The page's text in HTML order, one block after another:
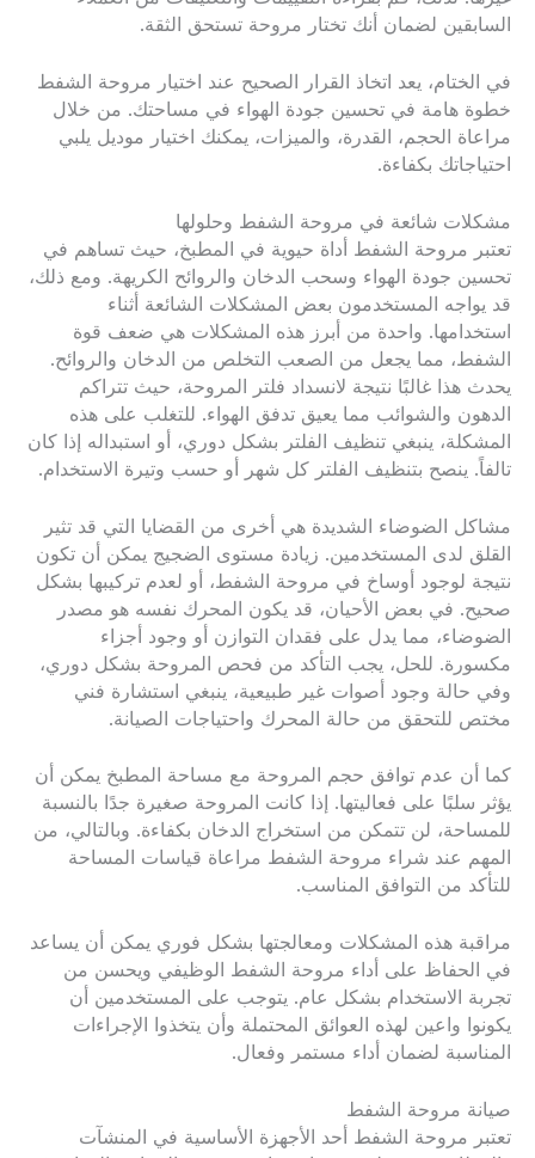
السابقين لضمان أنك تختار مروحة تستحق الثقة.
في الختام، يعد اتخاذ القرار الصحيح عند اختيار مروحة الشفط
خطوة هامة في تحسين جودة الهواء في مساحتك. من خلال
مراعاة الحجم، القدرة، والميزات، يمكنك اختيار موديل يلبي
احتياجاتك بكفاءة.
مشكلات شائعة في مروحة الشفط وحلولها
تعتبر مروحة الشفط أداة حيوية في المطبخ، حيث تساهم في
تحسين جودة الهواء وسحب الدخان والروائح الكريهة. ومع ذلك،
قد يواجه المستخدمون بعض المشكلات الشائعة أثناء
استخدامها. واحدة من أبرز هذه المشكلات هي ضعف قوة
الشفط، مما يجعل من الصعب التخلص من الدخان والروائح.
يحدث هذا غالبًا نتيجة لانسداد فلتر المروحة، حيث تتراكم
الدهون والشوائب مما يعيق تدفق الهواء. للتغلب على هذه
المشكلة، ينبغي تنظيف الفلتر بشكل دوري، أو استبداله إذا كان
تالفاً. ينصح بتنظيف الفلتر كل شهر أو حسب وتيرة الاستخدام.
مشاكل الضوضاء الشديدة هي أخرى من القضايا التي قد تثير
القلق لدى المستخدمين. زيادة مستوى الضجيج يمكن أن تكون
نتيجة لوجود أوساخ في مروحة الشفط، أو لعدم تركيبها بشكل
صحيح. في بعض الأحيان، قد يكون المحرك نفسه هو مصدر
الضوضاء، مما يدل على فقدان التوازن أو وجود أجزاء
مكسورة. للحل، يجب التأكد من فحص المروحة بشكل دوري،
وفي حالة وجود أصوات غير طبيعية، ينبغي استشارة فني
مختص للتحقق من حالة المحرك واحتياجات الصيانة.
كما أن عدم توافق حجم المروحة مع مساحة المطبخ يمكن أن
يؤثر سلبًا على فعاليتها. إذا كانت المروحة صغيرة جدًا بالنسبة
للمساحة، لن تتمكن من استخراج الدخان بكفاءة. وبالتالي، من
المهم عند شراء مروحة الشفط مراعاة قياسات المساحة
للتأكد من التوافق المناسب.
مراقبة هذه المشكلات ومعالجتها بشكل فوري يمكن أن يساعد
في الحفاظ على أداء مروحة الشفط الوظيفي ويحسن من
تجربة الاستخدام بشكل عام. يتوجب على المستخدمين أن
يكونوا واعين لهذه العوائق المحتملة وأن يتخذوا الإجراءات
المناسبة لضمان أداء مستمر وفعال.
صيانة مروحة الشفط
تعتبر مروحة الشفط أحد الأجهزة الأساسية في المنشآت